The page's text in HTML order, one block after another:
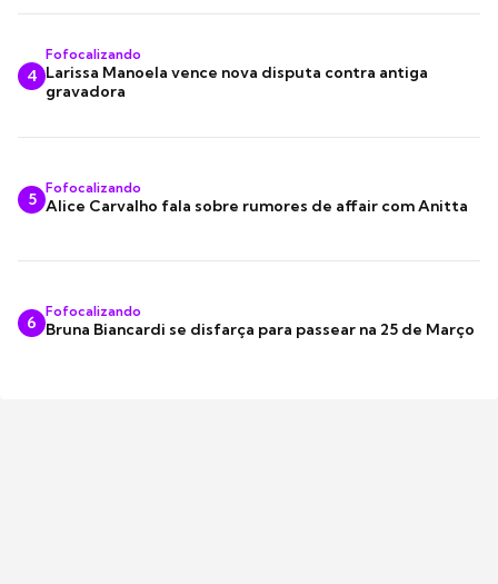
4
Fofocalizando
Larissa Manoela vence nova disputa contra antiga
gravadora
5
Fofocalizando
Alice Carvalho fala sobre rumores de affair com Anitta
6
Fofocalizando
Bruna Biancardi se disfarça para passear na 25 de Março